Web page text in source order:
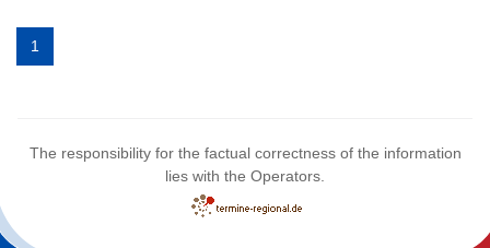
1
The responsibility for the factual correctness of the information
lies with the Operators.